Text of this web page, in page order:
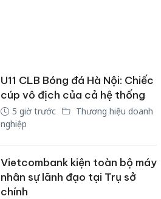
U11 CLB Bóng đá Hà Nội: Chiếc
cúp vô địch của cả hệ thống
5 giờ trước
Thương hiệu doanh
nghiệp
Vietcombank kiện toàn bộ máy
nhân sự lãnh đạo tại Trụ sở
chính